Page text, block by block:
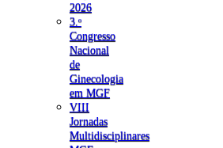
2026
3.ᵒ
Congresso
Nacional
de
Ginecologia
em MGF
VIII
Jornadas
Multidisciplinares